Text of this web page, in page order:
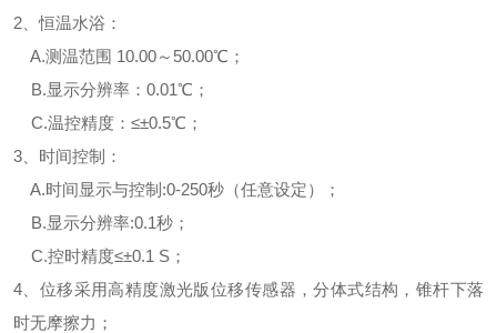
2、恒温水浴：
A.测温范围 10.00～50.00℃；
B.显示分辨率：0.01℃；
C.温控精度：≤±0.5℃；
3、时间控制：
A.时间显示与控制:0-250秒（任意设定）；
B.显示分辨率:0.1秒；
C.控时精度≤±0.1 S；
4、位移采用高精度激光版位移传感器，分体式结构，锥杆下落
时无摩擦力；